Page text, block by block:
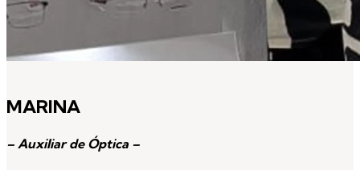
MARINA
– Auxiliar de Óptica –